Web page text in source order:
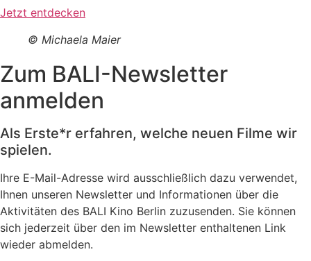
Jetzt entdecken
© Michaela Maier
Zum BALI-Newsletter
anmelden
Als Erste*r erfahren, welche neuen Filme wir
spielen.
Ihre E-Mail-Adresse wird ausschließlich dazu verwendet,
Ihnen unseren Newsletter und Informationen über die
Aktivitäten des BALI Kino Berlin zuzusenden. Sie können
sich jederzeit über den im Newsletter enthaltenen Link
wieder abmelden.